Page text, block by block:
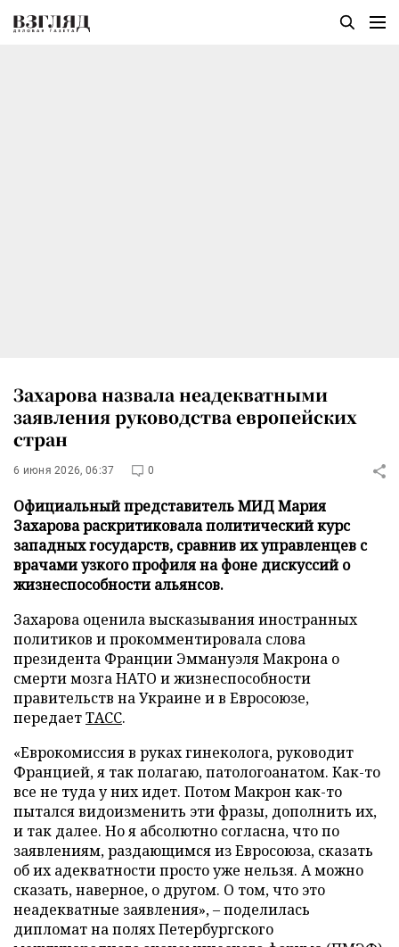
Захарова назвала неадекватными
заявления руководства европейских
стран
6 июня 2026, 06:37 0
Официальный представитель МИД Мария
Захарова раскритиковала политический курс
западных государств, сравнив их управленцев с
врачами узкого профиля на фоне дискуссий о
жизнеспособности альянсов.
Захарова оценила высказывания иностранных
политиков и прокомментировала слова
президента Франции Эммануэля Макрона о
смерти мозга НАТО и жизнеспособности
правительств на Украине и в Евросоюзе,
передаетТАСС.
«Еврокомиссия в руках гинеколога, руководит
Францией, я так полагаю, патологоанатом. Как-то
все не туда у них идет. Потом Макрон как-то
пытался видоизменить эти фразы, дополнить их,
и так далее. Но я абсолютно согласна, что по
заявлениям, раздающимся из Евросоюза, сказать
об их адекватности просто уже нельзя. А можно
сказать, наверное, о другом. О том, что это
неадекватные заявления», – поделилась
дипломат на полях Петербургского